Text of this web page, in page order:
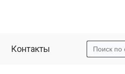
Контакты